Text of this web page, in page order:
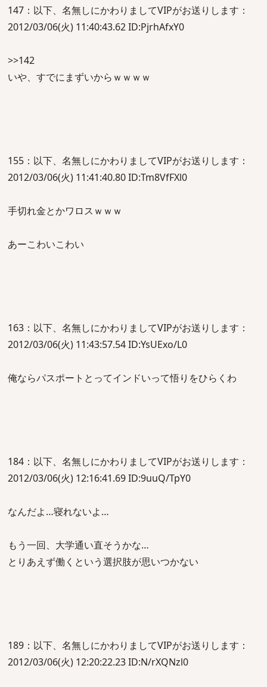
147：以下、名無しにかわりましてVIPがお送りします：
2012/03/06(火) 11:40:43.62 ID:PjrhAfxY0
>>142
いや、すでにまずいからｗｗｗｗ
155：以下、名無しにかわりましてVIPがお送りします：
2012/03/06(火) 11:41:40.80 ID:Tm8VfFXl0
手切れ金とかワロスｗｗｗ
あーこわいこわい
163：以下、名無しにかわりましてVIPがお送りします：
2012/03/06(火) 11:43:57.54 ID:YsUExo/L0
俺ならパスポートとってインドいって悟りをひらくわ
184：以下、名無しにかわりましてVIPがお送りします：
2012/03/06(火) 12:16:41.69 ID:9uuQ/TpY0
なんだよ…寝れないよ…
もう一回、大学通い直そうかな…
とりあえず働くという選択肢が思いつかない
189：以下、名無しにかわりましてVIPがお送りします：
2012/03/06(火) 12:20:22.23 ID:N/rXQNzl0